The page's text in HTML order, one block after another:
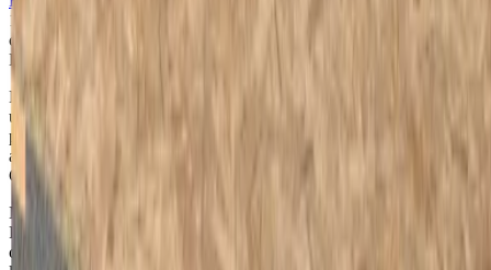
10 mm et d'un panneau d’aggloméré de 3 mm intégré. Cette
combinaison unique permet d'obtenir une classe de réaction au feu
B-s1-d0 (rapport 2021-Efectis-R001077).
Notre
un noyau en EPS Platinum modifié ignifuge. Spécialement conçu
pour les toitures métalliques. En combinaison avec les accessoires
appropriés, ces éléments de toiture ont une classe de réaction au feu
C-s2-d0.
Notre
Unidek Aero REI 30F
REI30. R représente ici la Résistance mécanique ou force portante,
c’est-à-dire la capacité des structures à conserver leur stabilité sous